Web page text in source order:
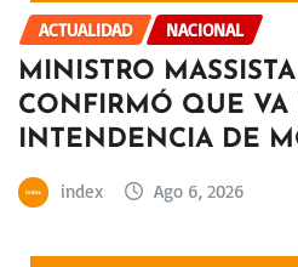
ACTUALIDAD NACIONAL
MINISTRO
CONFIRMÓ QUE VA
INTENDENCIA DE
index Ago 6, 2026